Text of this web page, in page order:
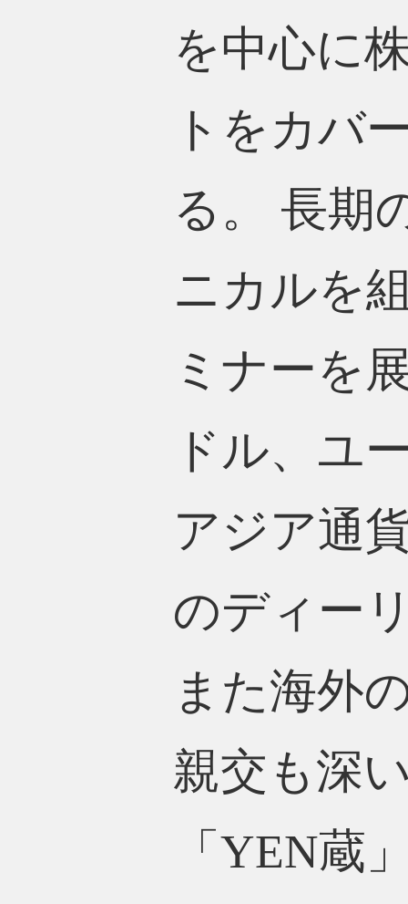
を中心に
トをカバ
る。 長期
ニカルを
ミナーを
ドル、ユ
アジア通
のディー
また海外
親交も深
「YEN蔵